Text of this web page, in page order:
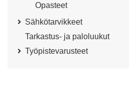
Opasteet
Sähkötarvikkeet
Tarkastus- ja paloluukut
Työpistevarusteet